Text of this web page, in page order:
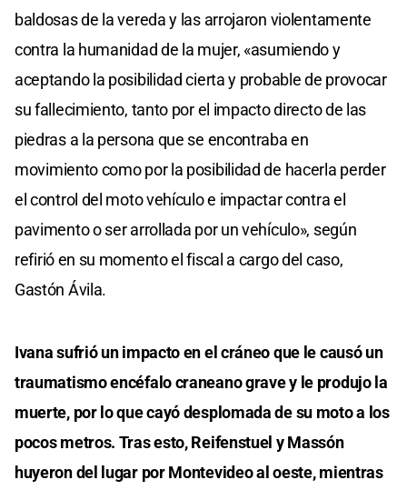
baldosas de la vereda y las arrojaron violentamente
contra la humanidad de la mujer, «asumiendo y
aceptando la posibilidad cierta y probable de provocar
su fallecimiento, tanto por el impacto directo de las
piedras a la persona que se encontraba en
movimiento como por la posibilidad de hacerla perder
el control del moto vehículo e impactar contra el
pavimento o ser arrollada por un vehículo», según
refirió en su momento el fiscal a cargo del caso,
Gastón Ávila.
Ivana sufrió un impacto en el cráneo que le causó un
traumatismo encéfalo craneano grave y le produjo la
muerte, por lo que cayó desplomada de su moto a los
pocos metros. Tras esto, Reifenstuel y Massón
huyeron del lugar por Montevideo al oeste, mientras